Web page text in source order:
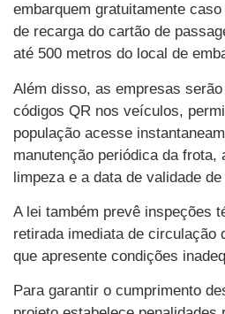
embarquem gratuitamente
de recarga do cartão de
até 500 metros do local de
Além disso, as empresas
códigos QR nos veículos,
população acesse
manutenção periódica da frota,
limpeza e a data de validade
A lei também prevê inspeções
retirada imediata de circulação
que apresente condições
Para garantir o cumprimento